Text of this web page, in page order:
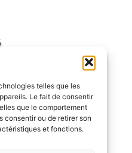
telles que les
Le fait de consentir
que le comportement
consentir ou de retirer son
et fonctions.